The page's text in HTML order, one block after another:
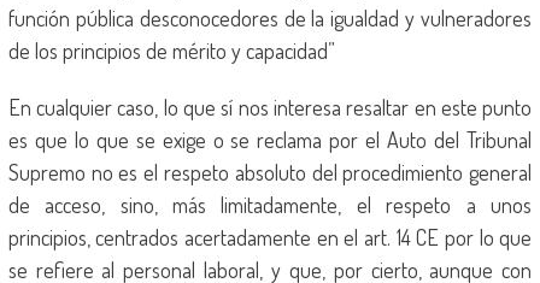
función pública desconocedores de la igualdad y vulneradores
de los principios de mérito y capacidad”
En cualquier caso, lo que sí nos interesa resaltar en este punto
es que lo que se exige o se reclama por el Auto del Tribunal
Supremo no es el respeto absoluto del procedimiento general
de acceso, sino, más limitadamente, el respeto a unos
principios, centrados acertadamente en el art. 14 CE por lo que
se refiere al personal laboral, y que, por cierto, aunque con